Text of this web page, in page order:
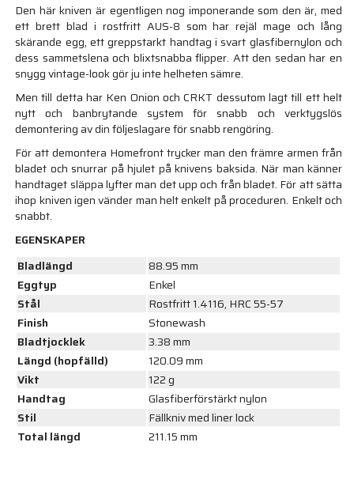
Den här kniven är egentligen nog imponerande som den är, med
ett brett blad i rostfritt AUS-8 som har rejäl mage och lång
skärande egg, ett greppstarkt handtag i svart glasfibernylon och
dess sammetslena och blixtsnabba flipper. Att den sedan har en
snygg vintage-look gör ju inte helheten sämre.
Men till detta har Ken Onion och CRKT dessutom lagt till ett helt
nytt och banbrytande system för snabb och verktygslös
demontering av din följeslagare för snabb rengöring.
För att demontera Homefront trycker man den främre armen från
bladet och snurrar på hjulet på knivens baksida. När man känner
handtaget släppa lyfter man det upp och från bladet. För att sätta
ihop kniven igen vänder man helt enkelt på proceduren. Enkelt och
snabbt.
EGENSKAPER
Bladlängd
88.95 mm
Eggtyp
Enkel
Stål
Rostfritt 1.4116, HRC 55-57
Finish
Stonewash
Bladtjocklek
3.38 mm
Längd (hopfälld)
120.09 mm
Vikt
122 g
Handtag
Glasfiberförstärkt nylon
Stil
Fällkniv med liner lock
Total längd
211.15 mm